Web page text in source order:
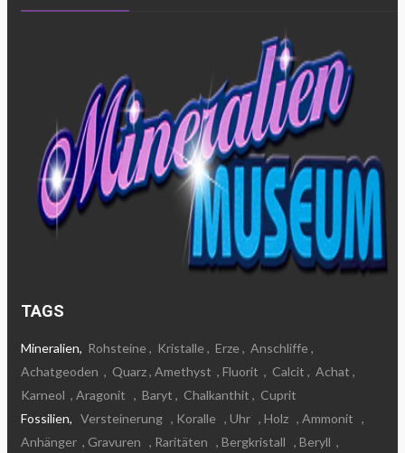
TAGS
Mineralien, Rohsteine , Kristalle , Erze , Anschliffe ,
Achatgeoden , Quarz, Amethyst , Fluorit , Calcit , Achat ,
Karneol , Aragonit , Baryt , Chalkanthit , Cuprit
Fossilien, Versteinerung , Koralle , Uhr , Holz , Ammonit ,
Anhänger , Gravuren , Raritäten , Bergkristall , Beryll ,